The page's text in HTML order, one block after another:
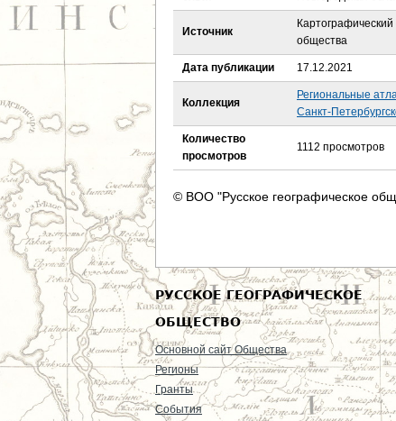
е
с
ь
Источник
общества
Дата публикации 17.12.2021
Коллекция
Региональные
Санкт-
Количество
просмотров
1112 просмотров
© ВОО "Русское географическое
РУССКОЕ ГЕОГРАФИЧЕСКОЕ
ОБЩЕСТВО
Основной сайт Общества
Регионы
Гранты
События